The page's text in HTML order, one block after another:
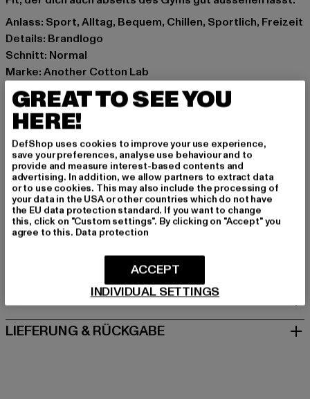
Anlass: Sport, Alltag, Bequem, Chillen, Sportlich, Freizeit
Details: Brandlogo
Schnitt: Normal
Marke: Another Cotton Lab
Kat.: T-Shirts
Farbe: schwarz
Hersteller Farbe: black
Materialzusammensetzung: 100% Polyester
Art.Nr: PD00012686-00007
Hersteller: Urban Styles Agency GmbH & Co. KG |
agentur@urbanstylesagency.com
Schanzenstraße 41 | 51063 Köln | DE
GRÖSSE & PASSFORM
PFLEGEHINWEISE
LIEFERUNG & RÜCKGABE
GREAT TO SEE YOU
HERE!
DefShop uses cookies to improve your use experience,
save your preferences, analyse use behaviour and to
provide and measure interest-based contents and
advertising. In addition, we allow partners to extract data
or to use cookies. This may also include the processing of
your data in the USA or other countries which do not have
the EU data protection standard. If you want to change
this, click on "Custom settings". By clicking on "Accept" you
agree to this. Data protection
INDIVIDUAL SETTINGS
ACCEPT